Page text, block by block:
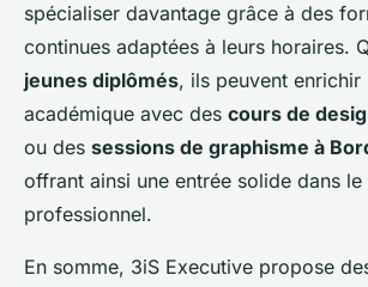
spécialiser davantage grâce à des
continues adaptées à leurs horaires.
jeunes diplômés, ils peuvent
académique avec des cours de
ou des sessions de graphisme à
offrant ainsi une entrée solide dans le
professionnel.
En somme, 3iS Executive propose